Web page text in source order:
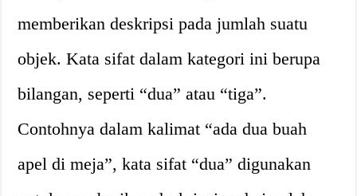
memberikan deskripsi pada jumlah suatu
objek. Kata sifat dalam kategori ini berupa
bilangan, seperti “dua” atau “tiga”.
Contohnya dalam kalimat “ada dua buah
apel di meja”, kata sifat “dua” digunakan